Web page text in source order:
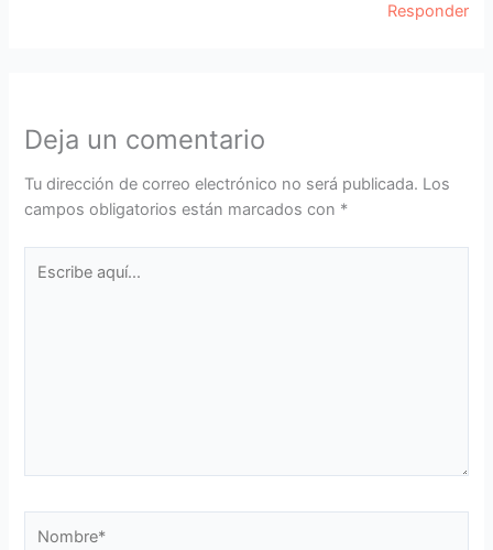
Responder
Deja un comentario
Tu dirección de correo electrónico no será publicada. Los
campos obligatorios están marcados con *
aquí...